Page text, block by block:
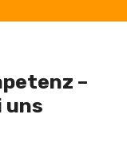
–
uns